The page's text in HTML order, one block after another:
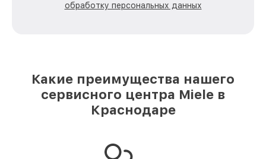
обработку персональных данных
Какие преимущества нашего
сервисного центра Miele в
Краснодаре